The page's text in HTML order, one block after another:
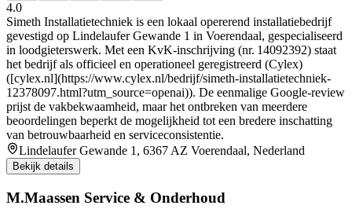
4.0
Simeth Installatietechniek is een lokaal opererend installatiebedrijf
gevestigd op Lindelaufer Gewande 1 in Voerendaal, gespecialiseerd
in loodgieterswerk. Met een KvK-inschrijving (nr. 14092392) staat
het bedrijf als officieel en operationeel geregistreerd (Cylex)
([cylex.nl](https://www.cylex.nl/bedrijf/simeth-installatietechniek-
12378097.html?utm_source=openai)). De eenmalige Google-review
prijst de vakbekwaamheid, maar het ontbreken van meerdere
beoordelingen beperkt de mogelijkheid tot een bredere inschatting
van betrouwbaarheid en serviceconsistentie.
Lindelaufer Gewande 1, 6367 AZ Voerendaal, Nederland
Bekijk details
M.Maassen Service & Onderhoud